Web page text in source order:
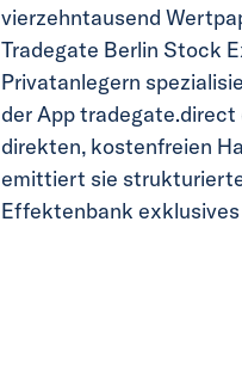
vierzehntausend
Tradegate Berlin Stock
Privatanlegern
der App
direkten, kostenfreien
emittiert sie
Effektenbank